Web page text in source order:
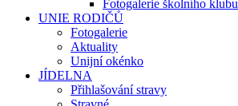
Fotogalerie školního klubu
UNIE RODIČŮ
Fotogalerie
Aktuality
Unijní okénko
JÍDELNA
Přihlašování stravy